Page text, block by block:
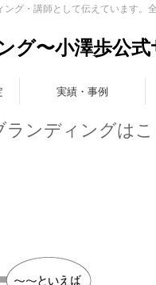
グ・講師として伝えています。
グ〜小澤歩公式
実績・事例
ランディングは